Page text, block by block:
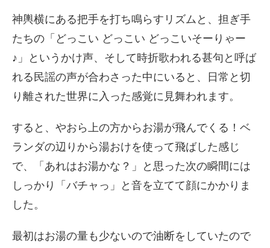
神輿横にある把手を打ち鳴らすリズムと、担ぎ手
たちの「 どっこい どっこい どっこいそーりゃー
♪」というかけ声、そして時折歌われる甚句と呼ば
れる民謡の声が合わさった中にいると、
日常と切
り離された世界に入った感覚に見舞われます。
すると、やおら上の方からお湯が飛んでくる！ ベ
ランダの辺りから湯おけを使って飛ばした感じ
で、「 あれはお湯かな？」
と思った次の瞬間には
しっかり「バチャっ」と音を立てて顔にかかりま
した。
最初はお湯の量も少ないので油断をしていたので